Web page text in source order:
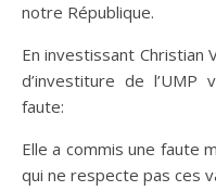
notre République.
En investissant Christian
d’investiture de
faute:
Elle a commis une faute
qui ne respecte pas ces